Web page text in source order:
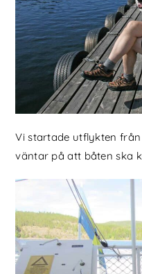
Vi startade utflykten
väntar på att båten ska